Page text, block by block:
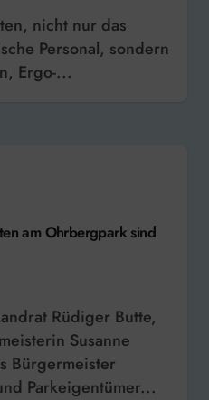
Personal, sondern
Ergo-...
am Ohrbergpark sind
Susanne
Bürgermeister
Parkeigentümer...